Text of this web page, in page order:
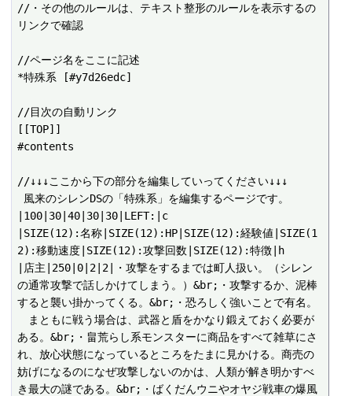
//・その他のルールは、テキスト整形のルールを表示するの
リンクで確認
//ページ名をここに記述
*特殊系 [#y7d26edc]
//目次の自動リンク
[[TOP]]
#contents
//↓↓↓ここから下の部分を編集していってください↓↓↓
|100|30|40|30|30|LEFT:|c
|SIZE(12):名称|SIZE(12):HP|SIZE(12):経験値|SIZE(1
2):移動速度|SIZE(12):攻撃回数|SIZE(12):特徴|h
|店主|250|0|2|2|・攻撃をするまでは町人扱い。（シレン
の通常攻撃で話しかけてしまう。）&br;・攻撃するか、泥棒
すると襲い掛かってくる。&br;・恐ろしく強いことで有名。
まともに戦う場合は、武器と盾をかなり鍛えておく必要が
ある。&br;・畠荒らし系モンスターに商品をすべて雑草にさ
れ、放心状態になっているところをたまに見かける。商売の
妨げになるのになぜ攻撃しないのかは、人類が解き明かすべ
き最大の謎である。&br;・ばくだんウニやオヤジ戦車の爆風